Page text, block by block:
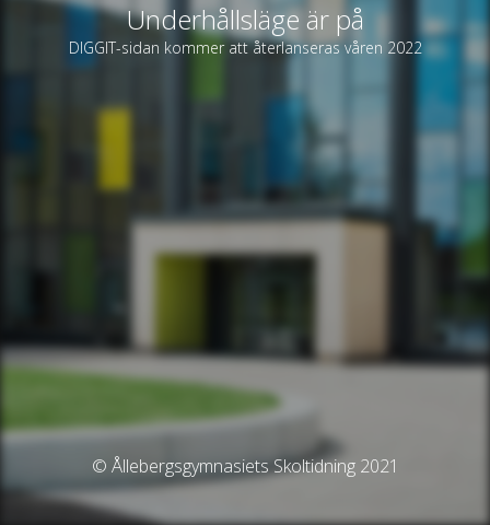
Underhållsläge är på
DIGGIT-sidan kommer att återlanseras våren 2022
© Ållebergsgymnasiets Skoltidning 2021